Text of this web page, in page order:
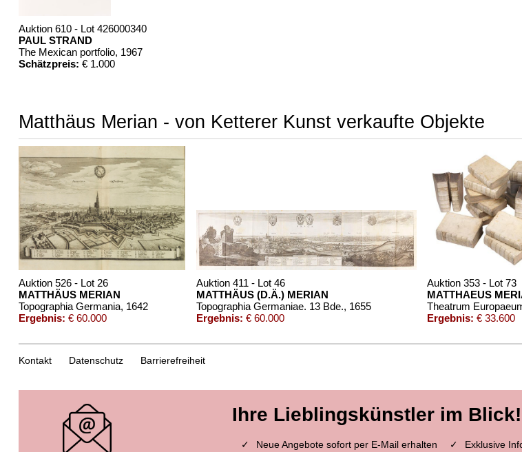
Auktion 610 - Lot 426000340
PAUL STRAND
The Mexican portfolio, 1967
Schätzpreis: € 1.000
Matthäus Merian - von Ketterer Kunst verkaufte Objekte
Auktion 526 - Lot 26
MATTHÄUS MERIAN
Topographia Germania, 1642
Ergebnis: € 60.000
Auktion 411 - Lot 46
MATTHÄUS (D.Ä.) MERIAN
Topographia Germaniae. 13 Bde., 1655
Ergebnis: € 60.000
Auktion 353 - Lot 73
MATTHAEUS
Ergebnis: € 33.600
Kontakt Datenschutz Barrierefreiheit
Ihre Lieblingskünstler im Blick!
Neue Angebote sofort per E-Mail erhalten Exklusive